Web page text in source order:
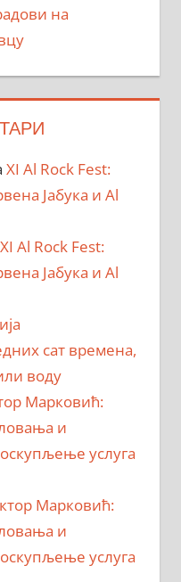
на
XI Al Rock Fest:
Јабука и Al
XI Al Rock Fest:
Јабука и Al
сат времена,
воду
Марковић:
и
услуга
Марковић:
и
услуга